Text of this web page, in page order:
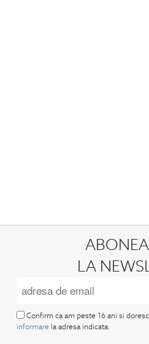
LA
Confirm ca am peste 16 ani si
informare la adresa indicata.